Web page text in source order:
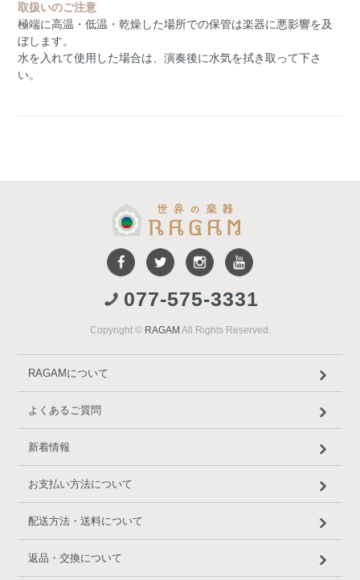
取扱いのご注意
極端に高温・低温・乾燥した場所での保管は楽器に悪影響を及
ぼします。
水を入れて使用した場合は、演奏後に水気を拭き取って下さ
い。
077-575-3331
Copyright © RAGAM All Rights Reserved.
RAGAMについて
よくあるご質問
新着情報
お支払い方法について
配送方法・送料について
返品・交換について